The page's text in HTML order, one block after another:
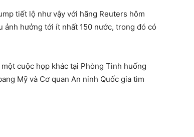
tiết lộ như vậy với hãng Reuters hôm
ảnh hưởng tới ít nhất 150 nước, trong đó có
cuộc họp khác tại Phòng Tình huống
Mỹ và Cơ quan An ninh Quốc gia tìm